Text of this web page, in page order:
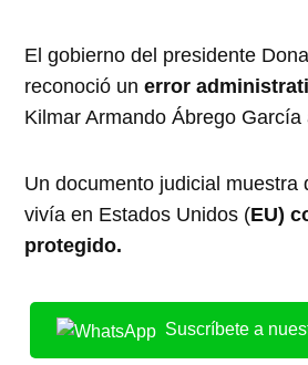
El gobierno del presidente
reconoció unerror
Kilmar Armando Ábrego García
Un documento judicial muestra
vivía en Estados Unidos (EU)
protegido.
Suscríbete a